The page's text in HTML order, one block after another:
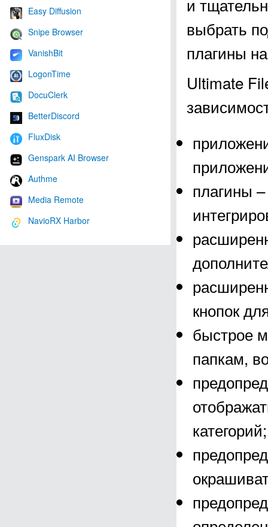
Easy Diffusion
Snipe Browser
VanishBit
LogonTime
DocuClerk
BetterDiscord
FluxDisk
Genspark AI Browser
Authme
Media Remote
NavioRX Harbor
и
выбрать
плагины
Ultimate
плагины
кнопок
быстрое
папкам,
категорий;